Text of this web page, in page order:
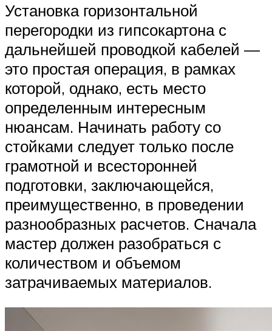
Установка горизонтальной
перегородки из гипсокартона с
дальнейшей проводкой кабелей —
это простая операция, в рамках
которой, однако, есть место
определенным интересным
нюансам. Начинать работу со
стойками следует только после
грамотной и всесторонней
подготовки, заключающейся,
преимущественно, в проведении
разнообразных расчетов. Сначала
мастер должен разобраться с
количеством и объемом
затрачиваемых материалов.